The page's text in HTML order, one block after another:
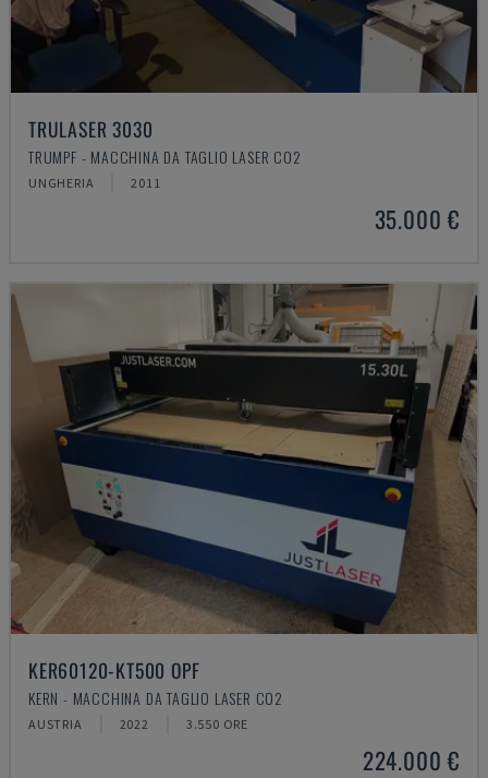
TRULASER 3030
TRUMPF - MACCHINA DA TAGLIO LASER CO2
UNGHERIA 2011
35.000 €
KER60120-KT500 OPF
KERN - MACCHINA DA TAGLIO LASER CO2
AUSTRIA 2022 3.550 ORE
224.000 €